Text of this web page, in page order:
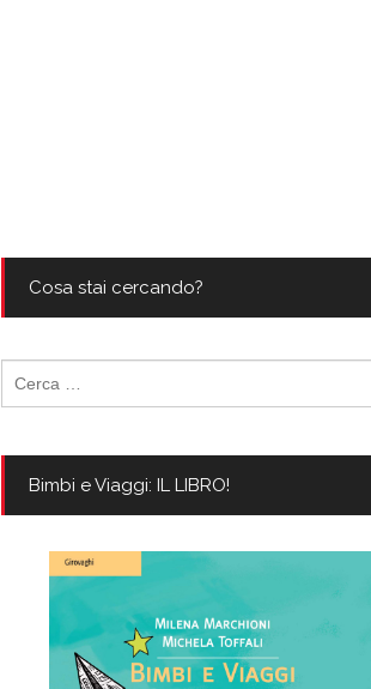
Cosa stai cercando?
per:
Bimbi e Viaggi: IL LIBRO!